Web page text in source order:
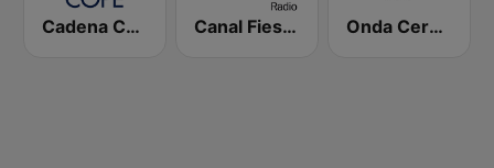
Cadena COPE Canal Fiesta Radio Onda Cero Madrid